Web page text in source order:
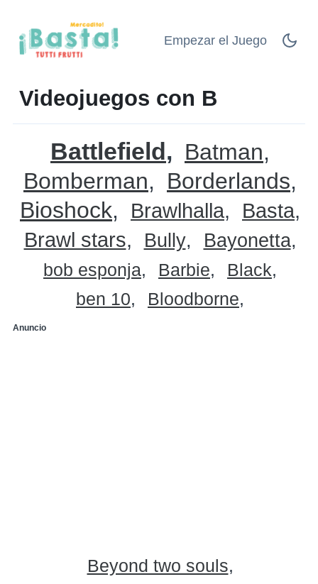
Empezar el Juego
Videojuegos con B
Battlefield
Batman
Bomberman
Borderlands
Bioshock
Brawlhalla
Basta
Brawl stars
Bully Bayonetta
bob esponja Barbie
Black
ben 10
Bloodborne
Anuncio
Beyond two souls